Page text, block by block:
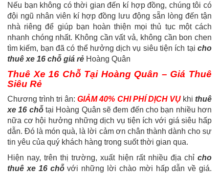
Nếu bạn không có thời gian đến kí hợp đồng, chúng tôi có
đội ngũ nhân viên kí hợp đồng lưu động sẵn lòng đến tận
nhà riêng để giúp bạn hoàn thiện mọi thủ tục một cách
nhanh chóng nhất. Không cần vất vả, không cần bon chen
tìm kiếm, bạn đã có thể hưởng dịch vụ siêu tiện ích tại cho
thuê xe 16 chỗ giá rẻ Hoàng Quân
Thuê Xe 16 Chỗ Tại Hoàng Quân – Giá Thuê
Siêu Rẻ
Chương trình tri ân:GIẢM 40% CHI PHÍ DỊCH VỤkhithuê
xe 16 chỗtại Hoàng Quân sẽ đem đến cho bạn nhiều hơn
nữa cơ hội hưởng những dịch vụ tiện ích với giá siêu hấp
dẫn. Đó là món quà, là lời cảm ơn chân thành dành cho sự
tin yêu của quý khách hàng trong suốt thời gian qua.
Hiện nay, trên thị trường, xuất hiện rất nhiều địa chỉ cho
thuê xe 16 chỗvới những lời chào mời hấp dẫn về giá.